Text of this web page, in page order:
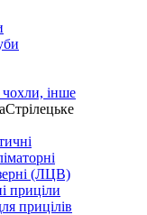
інше
Стрілецьке
(ЛЦВ)
приціли
прицілів